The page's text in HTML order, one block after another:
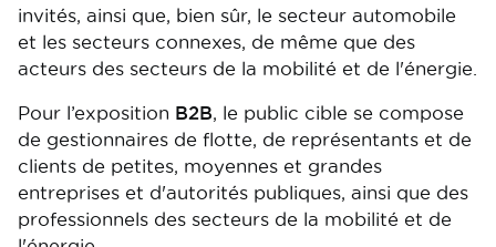
invités, ainsi que, bien sûr, le secteur automobile
et les secteurs connexes, de même que des
acteurs des secteurs de la mobilité et de l'énergie.
Pour l’exposition B2B, le public cible se compose
de gestionnaires de flotte, de représentants et de
clients de petites, moyennes et grandes
entreprises et d'autorités publiques, ainsi que des
professionnels des secteurs de la mobilité et de